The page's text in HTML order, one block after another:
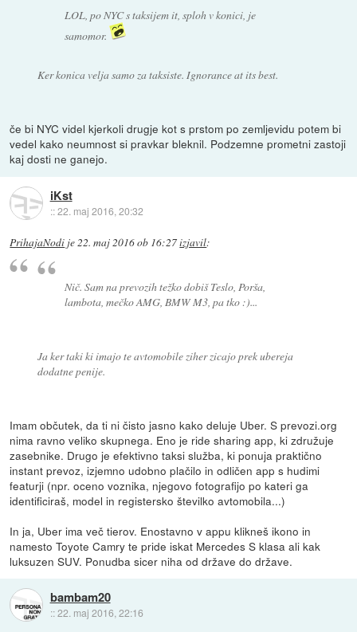
LOL, po NYC s taksijem it, sploh v konici, je
samomor.
Ker konica velja samo za taksiste. Ignorance at its best.
če bi NYC videl kjerkoli drugje kot s prstom po zemljevidu potem bi
vedel kako neumnost si pravkar bleknil. Podzemne prometni zastoji
kaj dosti ne ganejo.
iKst
::22. maj 2016, 20:32
PrihajaNodi je22. maj 2016 ob 16:27izjavil:
Nič. Sam na prevozih težko dobiš Teslo, Porša,
lambota, mečko AMG, BMW M3, pa tko :)...
Ja ker taki ki imajo te avtomobile ziher zicajo prek ubereja
dodatne penije.
Imam občutek, da ti ni čisto jasno kako deluje Uber. S prevozi.org
nima ravno veliko skupnega. Eno je ride sharing app, ki združuje
zasebnike. Drugo je efektivno taksi služba, ki ponuja praktično
instant prevoz, izjemno udobno plačilo in odličen app s hudimi
featurji (npr. oceno voznika, njegovo fotografijo po kateri ga
identificiraš, model in registersko številko avtomobila...)
In ja, Uber ima več tierov. Enostavno v appu klikneš ikono in
namesto Toyote Camry te pride iskat Mercedes S klasa ali kak
luksuzen SUV. Ponudba sicer niha od države do države.
bambam20
::22. maj 2016, 22:16